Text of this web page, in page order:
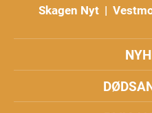
Skagen Nyt |